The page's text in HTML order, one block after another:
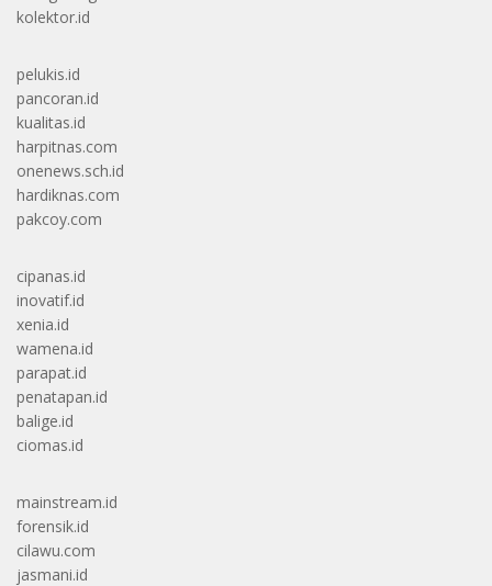
kolektor.id
pelukis.id
pancoran.id
kualitas.id
harpitnas.com
onenews.sch.id
hardiknas.com
pakcoy.com
cipanas.id
inovatif.id
xenia.id
wamena.id
parapat.id
penatapan.id
balige.id
ciomas.id
mainstream.id
forensik.id
cilawu.com
jasmani.id